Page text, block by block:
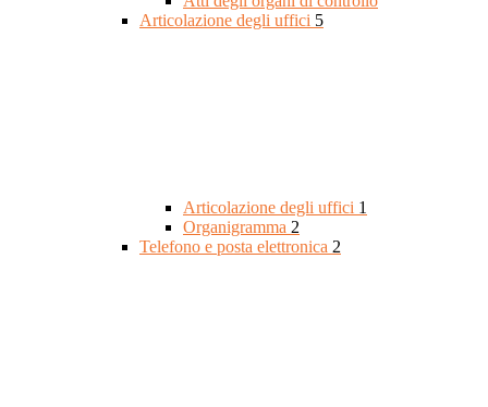
Articolazione degli uffici 5
Articolazione degli uffici 1
Organigramma 2
Telefono e posta elettronica 2